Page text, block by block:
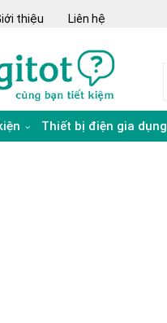
thiệu Liên hệ
Thiết bị điện gia dụng